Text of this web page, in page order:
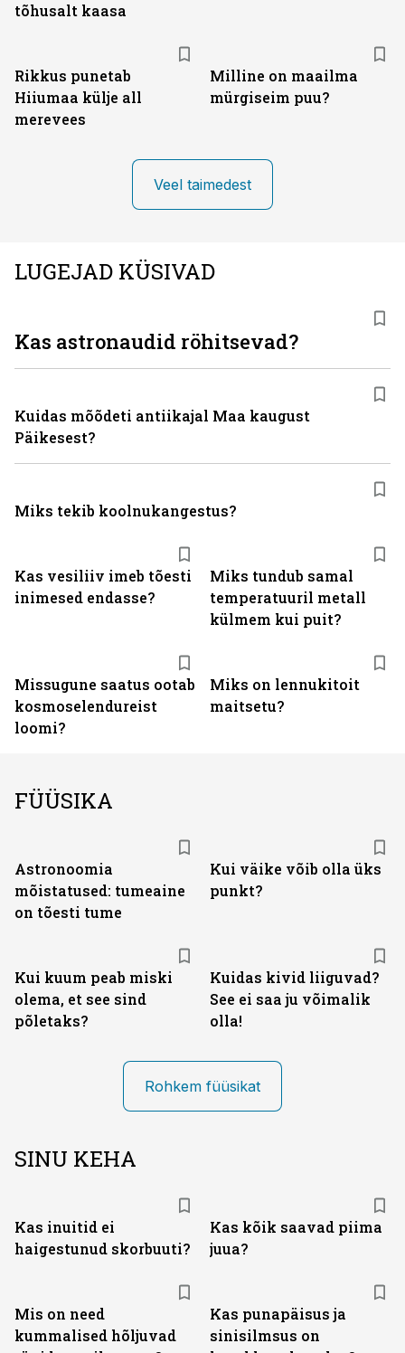
tõhusalt kaasa
Rikkus punetab
Hiiumaa külje all
merevees
Milline on maailma
mürgiseim puu?
Veel taimedest
LUGEJAD KÜSIVAD
Kas vesiliiv imeb tõesti
inimesed endasse?
Miks tundub samal
temperatuuril metall
külmem kui puit?
Missugune saatus ootab
kosmoselendureist
loomi?
Miks on lennukitoit
maitsetu?
Kas astronaudid röhitsevad?
Kuidas mõõdeti antiikajal Maa kaugust
Päikesest?
Miks tekib koolnukangestus?
FÜÜSIKA
Astronoomia
mõistatused: tumeaine
on tõesti tume
Kui väike võib olla üks
punkt?
Kui kuum peab miski
olema, et see sind
põletaks?
Kuidas kivid liiguvad?
See ei saa ju võimalik
olla!
Rohkem füüsikat
SINU KEHA
Kas inuitid ei
haigestunud skorbuuti?
Kas kõik saavad piima
juua?
Mis on need
kummalised hõljuvad
Kas punapäisus ja
sinisilmsus on